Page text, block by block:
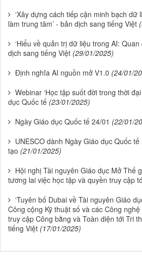
‘Xây dựng cách tiếp cận minh bạch dữ
làm trung tâm’ - bản dịch sang tiếng Việt
‘Hiểu về quản trị dữ liệu trong AI: Quan
dịch sang tiếng Việt (29/01/2025)
Định nghĩa AI nguồn mở V1.0 (24/01/
Webinar ‘Học tập suốt đời trong thời
dục Quốc tế (23/01/2025)
Ngày Giáo dục Quốc tế 24/01 (22/01/
UNESCO dành Ngày Giáo dục Quốc
tạo (21/01/2025)
Hội nghị Tài nguyên Giáo dục Mở Thế
tương lai việc học tập và quyền truy cập
‘Tuyên bố Dubai về Tài nguyên Giáo
Công cộng Kỹ thuật số và các Công
truy cập Công bằng và Toàn diện tới Tri
tiếng Việt (17/01/2025)